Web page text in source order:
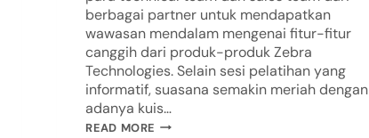
berbagai partner untuk mendapatkan
wawasan mendalam mengenai fitur-fitur
canggih dari produk-produk Zebra
Technologies. Selain sesi pelatihan yang
informatif, suasana semakin meriah dengan
adanya kuis…
READ MORE